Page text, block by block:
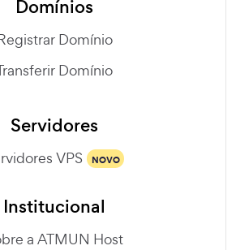
Domínios
Domínio
Domínio
Servidores
VPS NOVO
Institucional
a ATMUN Host